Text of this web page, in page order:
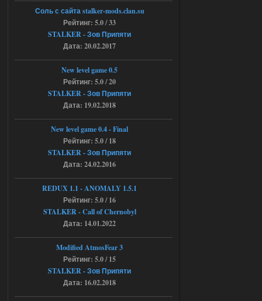
Ответить ➤
04.08.2026
Объединенный Пак 2 + OGSR +
STCoP WP 3.4
andreyforest1993
там есть опция расшириные
анимации нпс, я поставил
галочку но толку ноль, ни каких
анимаций нет, может это что-то другое,
кнопок по поводу анимаций
Последний рассвет - Эпизод 1
22:29
Stalker-Mods-Clan-su
Доступно только для пользователей
Объединенный Пак 2 + OGSR +
STCoP WP 3.4
Соль с сайта stalker-mods.clan.su
Рейтинг: 5.0 / 33
STALKER - Зов Припяти
Дата: 20.02.2017
New level game 0.5
Рейтинг: 5.0 / 20
STALKER - Зов Припяти
Дата: 19.02.2018
New level game 0.4 - Final
Рейтинг: 5.0 / 18
STALKER - Зов Припяти
Дата: 24.02.2016
REDUX 1.1​​​​​​​ - ANOMALY 1.5.1
Рейтинг: 5.0 / 16
STALKER - Call of Chernobyl
Дата: 14.01.2022
Modified AtmosFear 3
Рейтинг: 5.0 / 15
STALKER - Зов Припяти
Дата: 16.02.2018